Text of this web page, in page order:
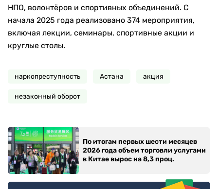
НПО, волонтёров и спортивных объединений. С
начала 2025 года реализовано 374 мероприятия,
включая лекции, семинары, спортивные акции и
круглые столы.
наркопреступность Астана акция
незаконный оборот
По итогам первых шести месяцев
2026 года объем торговли услугами
в Китае вырос на 8,3 проц.